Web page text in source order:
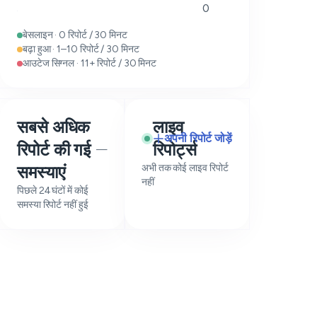
0
बेसलाइन · 0 रिपोर्ट / 30 मिनट
बढ़ा हुआ · 1–10 रिपोर्ट / 30 मिनट
आउटेज सिग्नल · 11+ रिपोर्ट / 30 मिनट
सबसे अधिक
रिपोर्ट की गई
समस्याएं
—
पिछले 24 घंटों में कोई
समस्या रिपोर्ट नहीं हुई
लाइव
रिपोर्ट्स
अपनी रिपोर्ट जोड़ें
अभी तक कोई लाइव रिपोर्ट
नहीं